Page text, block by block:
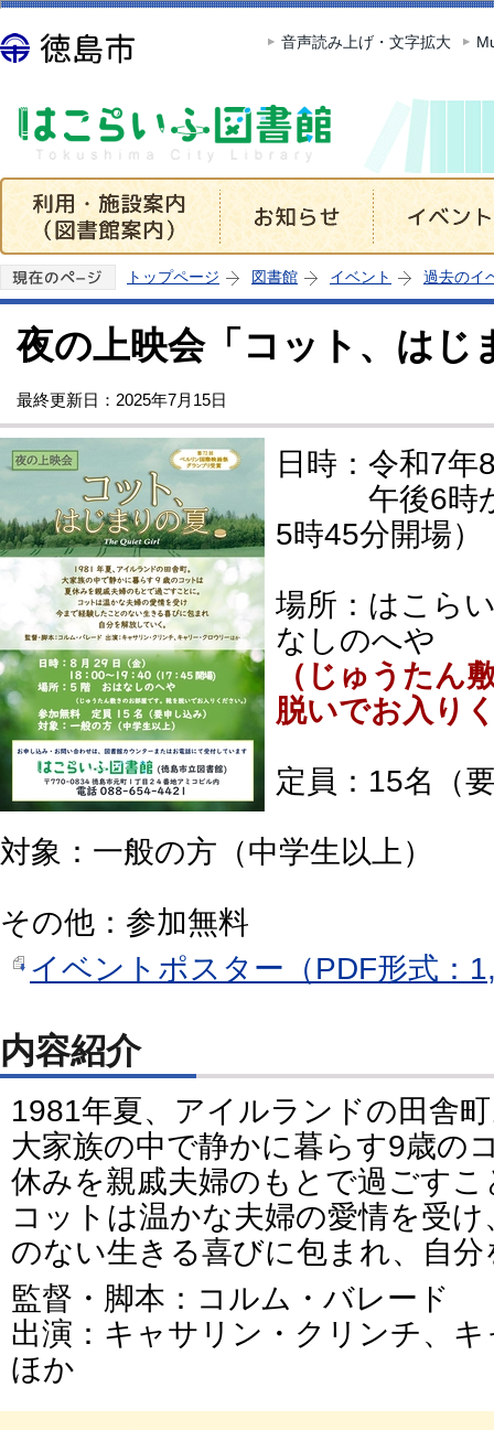
この
音声読み上げ・文字拡大
トップページ 図書館 イベント 過去のイ
夜の上映会「コット、はじ
最終更新日：2025年7月15日
日時：令和7年
午後6時か
5時45分開場）
場所：はこら
なしのへや
（じゅうたん
脱いでお入り
定員：15名（
対象：一般の方（中学生以上）
その他：参加無料
イベントポスター（PDF形式：
内容紹介
1981年夏、アイルランドの田舎
大家族の中で静かに暮らす9歳の
休みを親戚夫婦のもとで過ごすこ
コットは温かな夫婦の愛情を受
のない生きる喜びに包まれ、自
監督・脚本：コルム・バレード
出演：キャサリン・クリンチ、
ほか